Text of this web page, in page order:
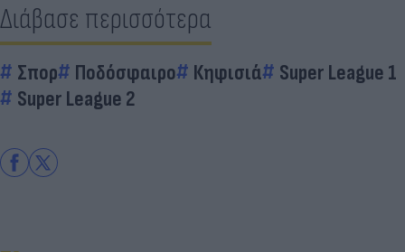
Διάβασε περισσότερα
Σπορ Ποδόσφαιρο Κηφισιά
Super League 1
Super League 2